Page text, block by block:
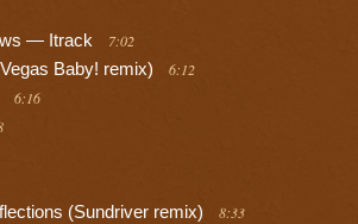
— Itrack 7:02
Baby! remix) 6:12
6:16
(Sundriver remix) 8:33